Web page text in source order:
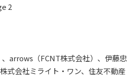
2
arrows（FCNT株式会社）、伊藤忠
式会社ミライト・ワン、住友不動産